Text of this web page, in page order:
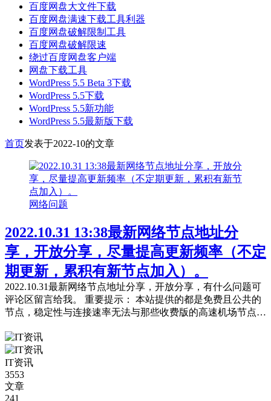
百度网盘大文件下载
百度网盘满速下载工具利器
百度网盘破解限制工具
百度网盘破解限速
绕过百度网盘客户端
网盘下载工具
WordPress 5.5 Beta 3下载
WordPress 5.5下载
WordPress 5.5新功能
WordPress 5.5最新版下载
首页发表于2022-10的文章
网络问题
2022.10.31 13:38最新网络节点地址分
享，开放分享，尽量提高更新频率（不定
期更新，累积有新节点加入）。
2022.10.31最新网络节点地址分享，开放分享，有什么问题可
评论区留言给我。 重要提示： 本站提供的都是免费且公共的
节点，稳定性与连接速率无法与那些收费版的高速机场节点相
你自己的网络环境（本地连接当中的DNS，手动配置一下：4
个114，4个1，4.4.8.8，8.8.8.8或是其它公共的DNS。） 第
二：免费公共的节点，用的人太多，稳定性...
IT资讯
3553
文章
241